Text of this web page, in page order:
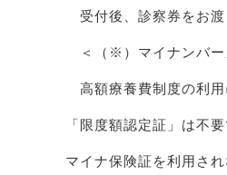
受付後、診察券をお渡
＜（※）マイナンバー
高額療養費制度の利用
「限度額認定証」は不要
マイナ保険証を利用さ